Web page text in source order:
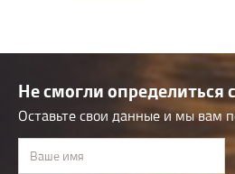
Не смогли определиться
Оставьте свои данные и мы вам
Ваше имя